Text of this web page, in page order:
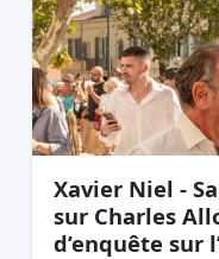
Xavier Niel -
sur Charles
d’enquête sur